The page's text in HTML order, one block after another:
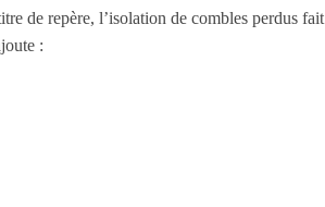
de repère, l’isolation de combles perdus fait
: